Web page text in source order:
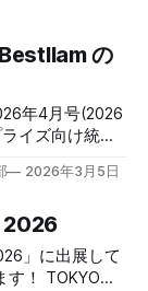
PR TIMES株
ジェント・業
年4月15日
「Startup
に出展いたしま
の
イズ向け統合
ストアにてお
ぜひご覧くだ
トに開発し
トフォームで
2026年3月5日
2026